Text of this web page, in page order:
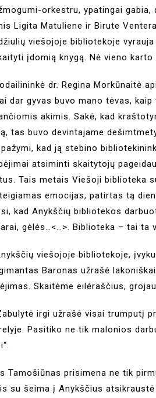
orkestru, ypatingai
Ligita Matuliene ir Birute
viešojoje bibliotekoje
įdomią knygą. Nė vieno karto
dr. Regina Morkūnaitė
dar gyvas buvo mano tėvas,
akimis. Sakė, kad
tas buvo devintajame
kad ją stebino
atsiminti skaitytojų
Tais metais Viešoji biblioteka
emocijas, patirtas tą
kad Anykščių bibliotekos
gėlės…<…>. Biblioteka – tai ta
viešojoje bibliotekoje,
Baronas užrašė
Skaitėme eilėraščius,
irgi užrašė visai trumputį
Pasitiko ne tik malonios
Tamošiūnas prisimena ne tik
su šeima į Anykščius